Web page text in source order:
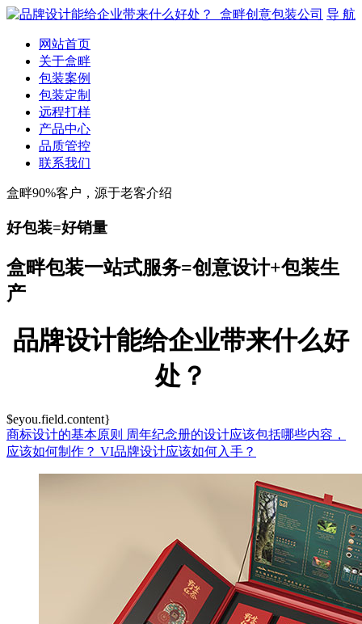
导 航
网站首页
关于盒畔
包装案例
包装定制
远程打样
产品中心
品质管控
联系我们
盒畔90%客户，源于老客介绍
好包装=好销量
盒畔包装一站式服务=创意设计+包装生
产
品牌设计能给企业带来什么好
处？
$eyou.field.content}
商标设计的基本原则 周年纪念册的设计应该包括哪些内容，
应该如何制作？ VI品牌设计应该如何入手？